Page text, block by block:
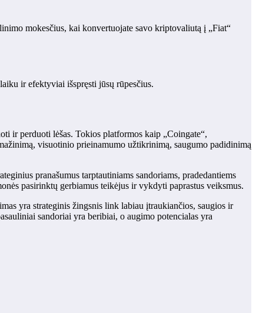
mokesčius, kai konvertuojate savo kriptovaliutą į „Fiat“
ir efektyviai išspręsti jūsų rūpesčius.
ir perduoti lėšas. Tokios platformos kaip „Coingate“,
visuotinio prieinamumo užtikrinimą, saugumo padidinimą
pranašumus tarptautiniams sandoriams, pradedantiems
pasirinktų gerbiamus teikėjus ir vykdyti paprastus veiksmus.
yra strateginis žingsnis link labiau įtraukiančios, saugios ir
sandoriai yra beribiai, o augimo potencialas yra